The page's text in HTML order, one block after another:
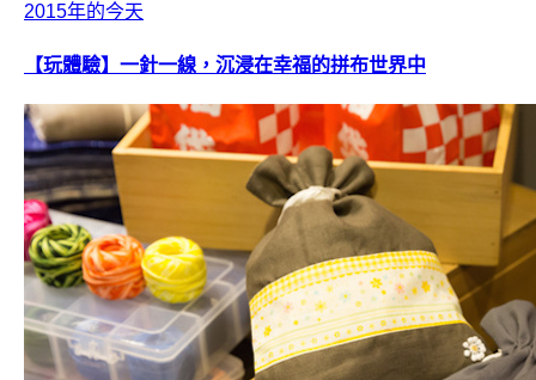
2015年的今天
【玩體驗】一針一線，沉浸在幸福的拼布世界中